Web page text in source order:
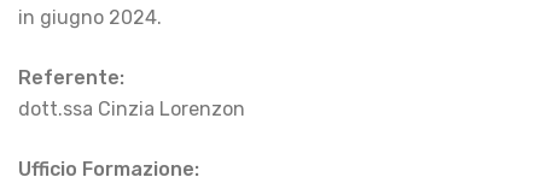
in giugno 2024.
Referente:
dott.ssa Cinzia Lorenzon
Ufficio Formazione: